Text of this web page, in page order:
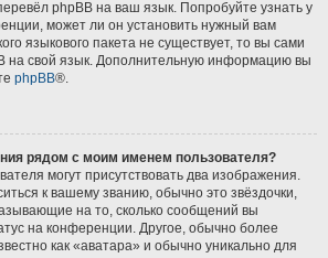
phpBB на ваш язык. Попробуйте узнать у
может ли он установить нужный вам
языкового пакета не существует, то вы сами
на свой язык. Дополнительную информацию вы
phpBB®.
рядом с моим именем пользователя?
могут присутствовать два изображения.
к вашему званию, обычно это звёздочки,
на то, сколько сообщений вы
на конференции. Другое, обычно более
как «аватара» и обычно уникально для